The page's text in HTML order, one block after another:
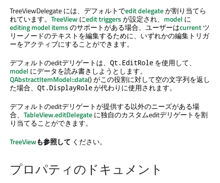
TreeViewDelegate には、デフォルトでedit delegateが割り当てら
れています。TreeViewにedit triggersが設定され、 model に
editing model itemsのサポートがある場合、ユーザーはcurrentツ
リーノードのテキストを編集するために、いずれかの編集トリガ
ーをアクティブにすることができます。
デフォルトのeditデリゲートは、 Qt.EditRole を使用して、
model にデータを読み書きしようとします。
QAbstractItemModel::data() がこの役割に対して空の文字列を返し
た場合、 Qt.DisplayRoleが代わりに使用されます。
デフォルトのeditデリゲートが提供する以外のニーズがある場
合、 TableView.editDelegateに独自のカスタムeditデリゲートを割
り当てることができます。
TreeViewも参照して ください。
プロパティのドキュメント